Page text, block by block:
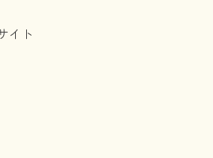
イト